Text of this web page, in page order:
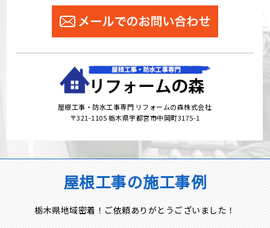
屋根工事・防水工事専門 リフォームの森株式会社
〒321-1105 栃木県宇都宮市中岡町3175-1
屋根工事の施工事例
栃木県地域密着！ご依頼ありがとうございました！